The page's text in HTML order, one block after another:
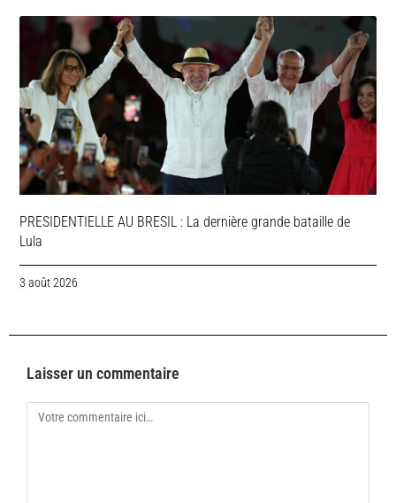
PRESIDENTIELLE AU BRESIL : La dernière grande bataille de
Lula
3 août 2026
Laisser un commentaire